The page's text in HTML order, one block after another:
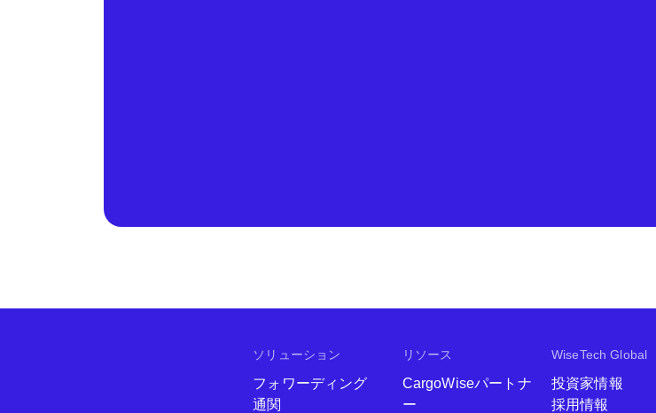
ソリューション
フォワーディング
通関
リソース
CargoWiseパートナ
ー
WiseTech Global
投資家情報
採用情報